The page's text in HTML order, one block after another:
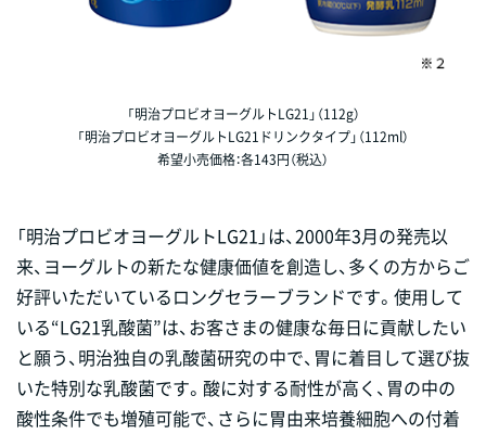
「明治プロビオヨーグルトLG21」（112g）
「明治プロビオヨーグルトLG21ドリンクタイプ」（112ml）
希望小売価格：各143円（税込）
「明治プロビオヨーグルトLG21」は、2000年3月の発売以
来、ヨーグルトの新たな健康価値を創造し、多くの方からご
好評いただいているロングセラーブランドです。使用して
いる“LG21乳酸菌”は、お客さまの健康な毎日に貢献したい
と願う、明治独自の乳酸菌研究の中で、胃に着目して選び抜
いた特別な乳酸菌です。酸に対する耐性が高く、胃の中の
酸性条件でも増殖可能で、さらに胃由来培養細胞への付着